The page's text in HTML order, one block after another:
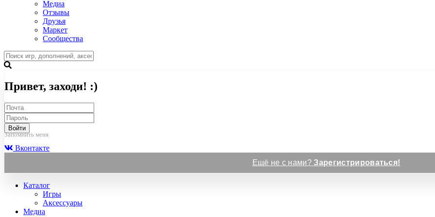
Медиа
Отзывы
Друзья
Маркет
Сообщества
Привет, заходи! :)
Войти
Запомнить меня
Вконтакте
Ещё не с нами?Зарегистрироваться!
Каталог
Игры
Аксессуары
Медиа